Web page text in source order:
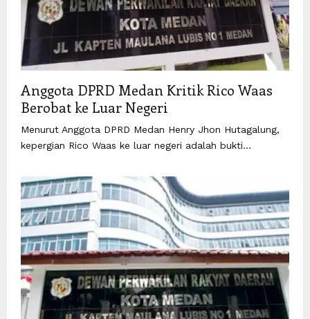
Anggota DPRD Medan Kritik Rico Waas
Berobat ke Luar Negeri
Menurut Anggota DPRD Medan Henry Jhon Hutagalung,
kepergian Rico Waas ke luar negeri adalah bukti...